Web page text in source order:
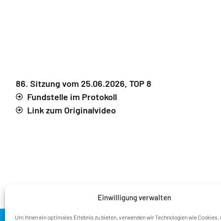
Einwilligung verwalten
Um Ihnen ein optimales Erlebnis zu bieten, verwenden wir Technologien wie Cookies,
86. Sitzung vom 25.06.2026, TOP 8
Fundstelle im Protokoll
Link zum Originalvideo